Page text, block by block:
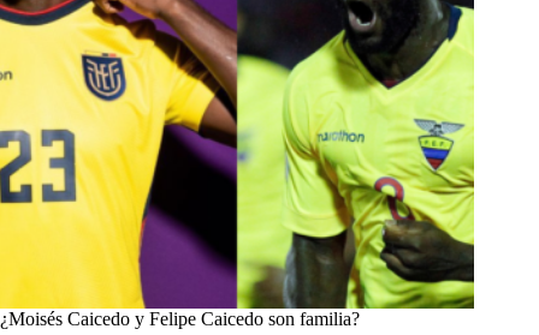
¿Moisés Caicedo y Felipe Caicedo son familia?